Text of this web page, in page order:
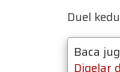
Duel
Baca
Digelar